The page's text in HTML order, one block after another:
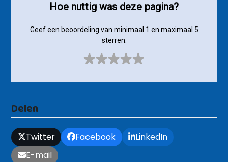
Hoe nuttig was deze pagina?
Geef een beoordeling van minimaal 1 en maximaal 5
sterren.
Delen
Twitter Facebook
LinkedIn
E-mail